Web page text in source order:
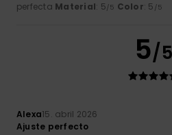
perfecta Material: 5/5 Color: 5 /5
5/5
Alexa15. abril 2026
Ajuste perfecto